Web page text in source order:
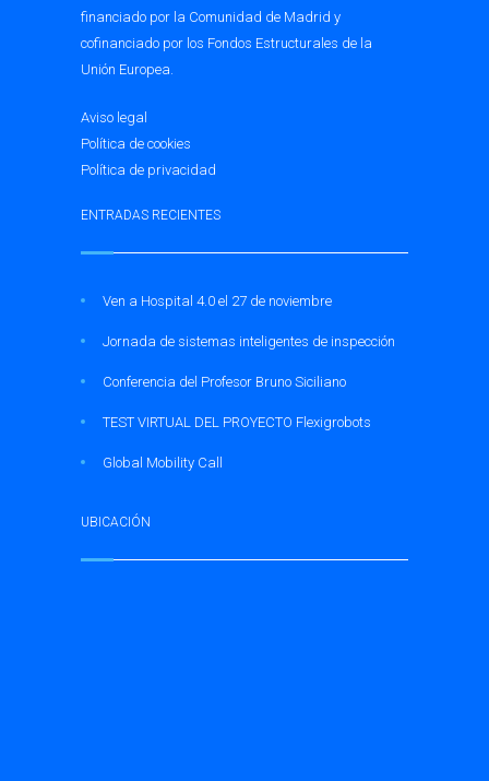
financiado por la Comunidad de Madrid y
cofinanciado por los Fondos Estructurales de la
Unión Europea.
Aviso legal
Política de cookies
Política de privacidad
ENTRADAS RECIENTES
Ven a Hospital 4.0 el 27 de noviembre
Jornada de sistemas inteligentes de inspección
Conferencia del Profesor Bruno Siciliano
TEST VIRTUAL DEL PROYECTO Flexigrobots
Global Mobility Call
UBICACIÓN